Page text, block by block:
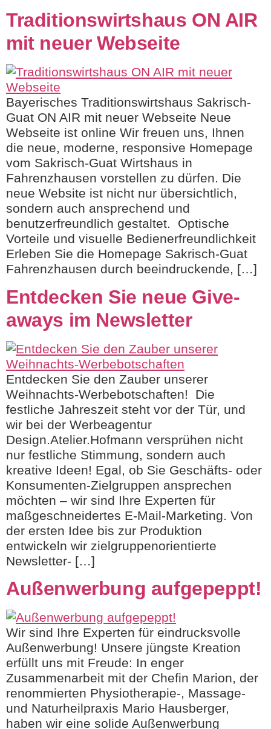
Traditionswirtshaus ON AIR
mit neuer Webseite
Bayerisches Traditionswirtshaus Sakrisch-
Guat ON AIR mit neuer Webseite Neue
Webseite ist online Wir freuen uns, Ihnen
die neue, moderne, responsive Homepage
vom Sakrisch-Guat Wirtshaus in
Fahrenzhausen vorstellen zu dürfen. Die
neue Website ist nicht nur übersichtlich,
sondern auch ansprechend und
benutzerfreundlich gestaltet. Optische
Vorteile und visuelle Bedienerfreundlichkeit
Erleben Sie die Homepage Sakrisch-Guat
Fahrenzhausen durch beeindruckende, […]
Entdecken Sie neue Give-
aways im Newsletter
Entdecken Sie den Zauber unserer
Weihnachts-Werbebotschaften! Die
festliche Jahreszeit steht vor der Tür, und
wir bei der Werbeagentur
Design.Atelier.Hofmann versprühen nicht
nur festliche Stimmung, sondern auch
kreative Ideen! Egal, ob Sie Geschäfts- oder
Konsumenten-Zielgruppen ansprechen
möchten – wir sind Ihre Experten für
maßgeschneidertes E-Mail-Marketing. Von
der ersten Idee bis zur Produktion
entwickeln wir zielgruppenorientierte
Newsletter- […]
Außenwerbung aufgepeppt!
Wir sind Ihre Experten für eindrucksvolle
Außenwerbung! Unsere jüngste Kreation
erfüllt uns mit Freude: In enger
Zusammenarbeit mit der Chefin Marion, der
renommierten Physiotherapie-, Massage-
und Naturheilpraxis Mario Hausberger,
haben wir eine solide Außenwerbung